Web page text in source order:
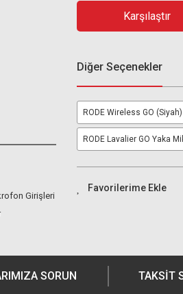
Girişleri
Karşılaştır
Diğer Seçenekler
RODE Wireless GO (Siyah)
RODE Lavalier GO Yaka
SORUN TAKSIT